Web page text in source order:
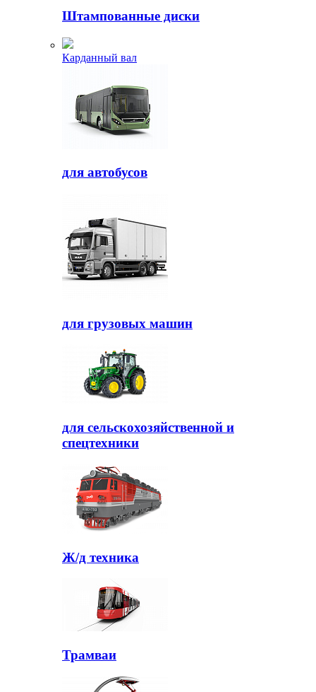
Штампованные диски
Карданный вал
для автобусов
для грузовых машин
для сельскохозяйственной и
спецтехники
Ж/д техника
Трамваи